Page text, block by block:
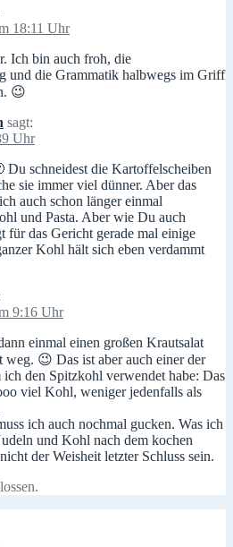
18:11 Uhr
Ich bin auch froh, die
und die Grammatik halbwegs im Griff
😉
sagt:
Uhr
Du schneidest die Kartoffelscheiben
sie immer viel dünner. Aber das
auch schon länger einmal
und Pasta. Aber wie Du auch
für das Gericht gerade mal einige
Kohl hält sich eben verdammt
9:16 Uhr
einmal einen großen Krautsalat
😉 Das ist aber auch einer der
den Spitzkohl verwendet habe: Das
viel Kohl, weniger jedenfalls als
ich auch nochmal gucken. Was ich
und Kohl nach dem kochen
der Weisheit letzter Schluss sein.